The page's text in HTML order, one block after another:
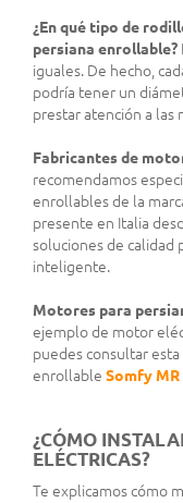
¿En qué tipo de
persiana enrollable?
iguales. De hecho,
podría tener un
prestar atención a las
Fabricantes de
recomendamos
enrollables de la
presente en Italia
soluciones de calidad
inteligente.
Motores para
ejemplo de motor
puedes consultar
enrollable Somfy
¿CÓMO
ELÉCTRICAS?
Te explicamos cómo